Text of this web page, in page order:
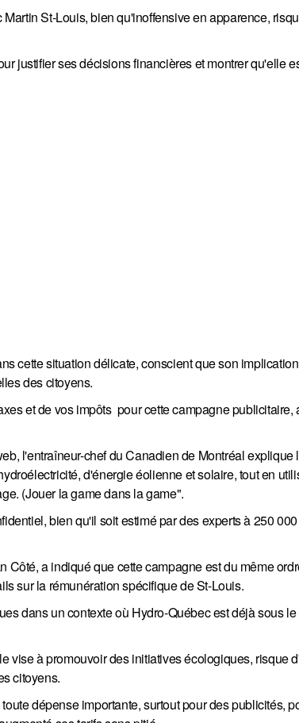
St-Louis, bien qu'inoffensive en apparence,
justifier ses décisions financières et montrer qu'elle
cette situation délicate, conscient que son
des citoyens.
et de vos impôts pour cette campagne publicitaire,
l'entraîneur-chef du Canadien de Montréal explique
d'énergie éolienne et solaire, tout en
(Jouer la game dans la game".
bien qu'il soit estimé par des experts à 250
a indiqué que cette campagne est du même
sur la rémunération spécifique de St-Louis.
dans un contexte où Hydro-Québec est déjà sous
vise à promouvoir des initiatives écologiques, risque
citoyens.
dépense importante, surtout pour des publicités,